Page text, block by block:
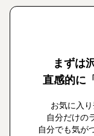
まずは
直感的に
お気に入
自分だけの
自分でも気が